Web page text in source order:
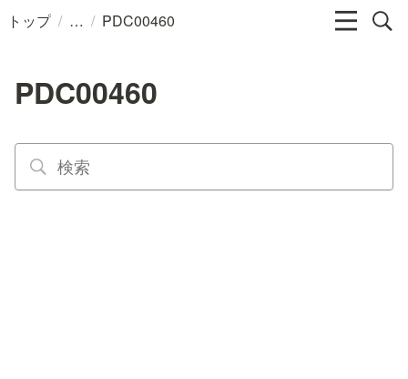
トップ / / PDC00460
PDC00460